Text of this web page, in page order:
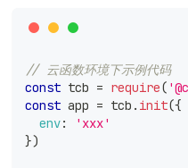
// 云函数环境下示例代码
const tcb = require(
const app = tcb . init({
env:
'xxx'
})